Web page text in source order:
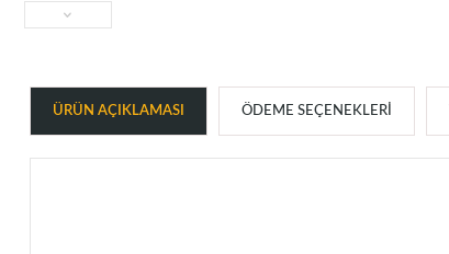
ÜRÜN AÇIKLAMASI ÖDEME SEÇENEKLERI